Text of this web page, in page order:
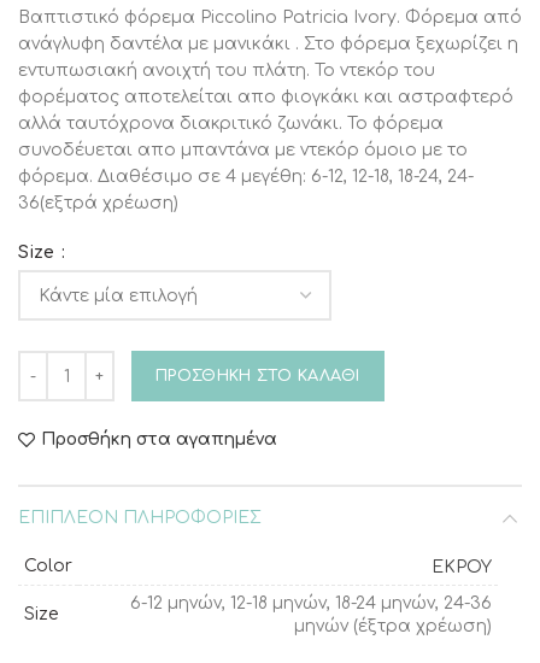
Βαπτιστικό φόρεμα Piccolino Patricia Ivory. Φόρεμα από
ανάγλυφη δαντέλα με μανικάκι . Στο φόρεμα ξεχωρίζει η
εντυπωσιακή ανοιχτή του πλάτη. Το ντεκόρ του
φορέματος αποτελείται απο φιογκάκι και αστραφτερό
αλλά ταυτόχρονα διακριτικό ζωνάκι. Το φόρεμα
συνοδέυεται απο μπαντάνα με ντεκόρ όμοιο με το
φόρεμα. Διαθέσιμο σε 4 μεγέθη: 6-12, 12-18, 18-24, 24-
36(εξτρά χρέωση)
Size
ΠΡΟΣΘΉΚΗ ΣΤΟ ΚΑΛΆΘΙ
Προσθήκη στα αγαπημένα
ΕΠΙΠΛΈΟΝ ΠΛΗΡΟΦΟΡΊΕΣ
Color ΕΚΡΟΥ
Size
6-12 μηνών, 12-18 μηνών, 18-24 μηνών, 24-36
μηνών (έξτρα χρέωση)